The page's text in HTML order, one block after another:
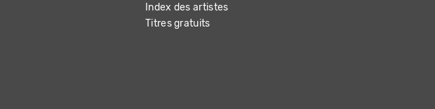
Index des artistes
Titres gratuits